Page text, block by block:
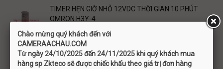
TIMER HẸN GIỜ NHỎ 12VDC THỜI GIAN 10 PHÚT
OMRON H3Y-4
180,000 đ
Chào mừng quý khách đến với
CAMERAACHAU.COM
Từ ngày 24/10/2025 đến 24/11/2025 khi quý khách mua
hàng sp Zkteco sẽ được chiếc khấu theo giá trị đơn hàng